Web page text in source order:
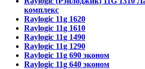
комплекс
Raylogic 11g 1620
Raylogic 11g 1610
Raylogic 11g 1490
Raylogic 11g 1290
Raylogic 11g 690 эконом
Raylogic 11g 640 эконом